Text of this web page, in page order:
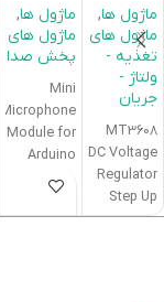
آمپر
MT3608
ماژول ها,
ماژول های
تغذیه -
ولتاژ -
جریان
MT3608
DC Voltage
Regulator
Step Up
Boost
چیپ
LM393
ماژول ها,
ماژول های
پخش صدا
Mini
Microphone
Module for
Arduino
The
module